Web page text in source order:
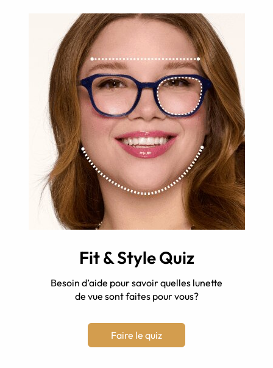
Fit & Style Quiz
Besoin d’aide pour savoir quelles lunette
de vue sont faites pour vous?
Faire le quiz